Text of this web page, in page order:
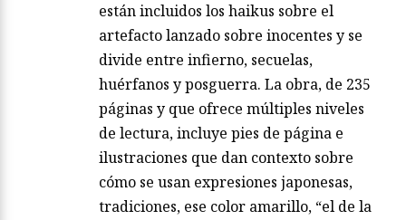
están incluidos los haikus sobre el
artefacto lanzado sobre inocentes y se
divide entre infierno, secuelas,
huérfanos y posguerra. La obra, de 235
páginas y que ofrece múltiples niveles
de lectura, incluye pies de página e
ilustraciones que dan contexto sobre
cómo se usan expresiones japonesas,
tradiciones, ese color amarillo, “el de la